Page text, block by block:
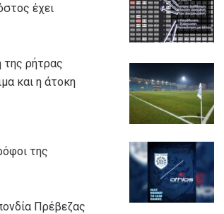
έχει
ρήτρας
και η άτοκη
της
Πρέβεζας